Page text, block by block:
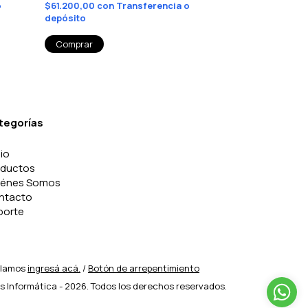
$61.200,00 con Transferencia o
depósito
Somos
ingresá acá. /Botón de arrepentimiento
Informática - 2026. Todos los derechos reservados.